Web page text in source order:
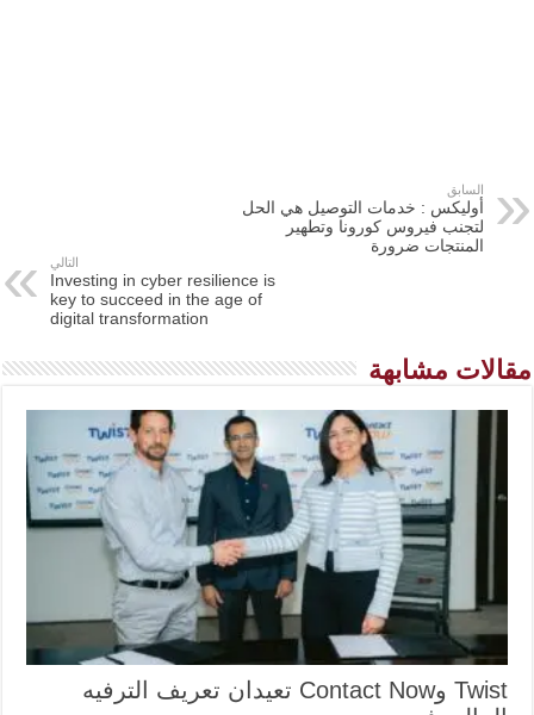
السابق
أوليكس : خدمات التوصيل هي الحل
لتجنب فيروس كورونا وتطهير
المنتجات ضرورة
التالي
Investing in cyber resilience is
key to succeed in the age of
digital transformation
مقالات مشابهة
Twist وContact Now تعيدان تعريف الترفيه